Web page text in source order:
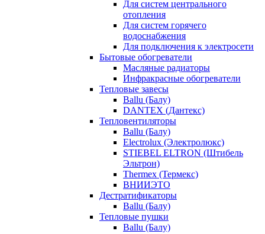
Для систем центрального
отопления
Для систем горячего
водоснабжения
Для подключения к электросети
Бытовые обогреватели
Масляные радиаторы
Инфракрасные обогреватели
Тепловые завесы
Ballu (Балу)
DANTEX (Дантекс)
Тепловентиляторы
Ballu (Балу)
Electrolux (Электролюкс)
STIEBEL ELTRON (Штибель
Эльтрон)
Thermex (Термекс)
ВНИИЭТО
Дестратификаторы
Ballu (Балу)
Тепловые пушки
Ballu (Балу)